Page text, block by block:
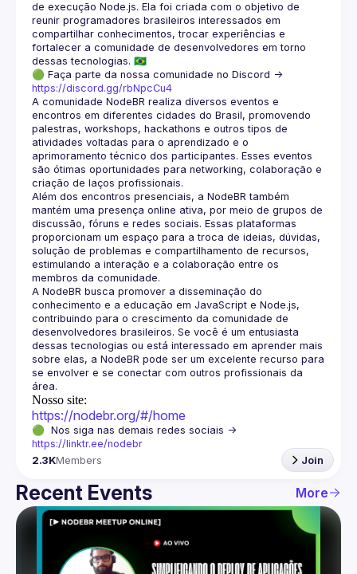
de execução Node.js. Ela foi criada com o objetivo de
reunir programadores brasileiros interessados em
compartilhar conhecimentos, trocar experiências e
fortalecer a comunidade de desenvolvedores em torno
🟢 Faça parte da nossa comunidade no Discord ->
https://discord.gg/rbNpcCu4
A comunidade NodeBR realiza diversos eventos e
encontros em diferentes cidades do Brasil, promovendo
palestras, workshops, hackathons e outros tipos de
atividades voltadas para o aprendizado e o
aprimoramento técnico dos participantes. Esses eventos
são ótimas oportunidades para networking, colaboração e
Além dos encontros presenciais, a NodeBR também
mantém uma presença online ativa, por meio de grupos de
discussão, fóruns e redes sociais. Essas plataformas
proporcionam um espaço para a troca de ideias, dúvidas,
solução de problemas e compartilhamento de recursos,
estimulando a interação e a colaboração entre os
A NodeBR busca promover a disseminação do
conhecimento e a educação em JavaScript e Node.js,
contribuindo para o crescimento da comunidade de
desenvolvedores brasileiros. Se você é um entusiasta
dessas tecnologias ou está interessado em aprender mais
sobre elas, a NodeBR pode ser um excelente recurso para
se envolver e se conectar com outros profissionais da
Nosso site:
https://nodebr.org/#/home
https://linktr.ee/nodebr
2.3KMembers Join
Recent Events More